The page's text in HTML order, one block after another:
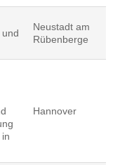
Neustadt am
Rübenberge
Hannover